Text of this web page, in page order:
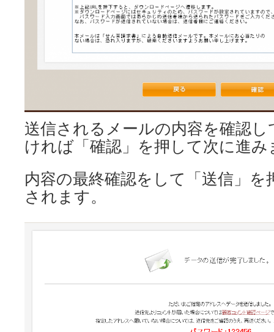
送信されるメールの内容を確認
ければ「確認」を押して次に進み
内容の最終確認をして「送信」
されます。